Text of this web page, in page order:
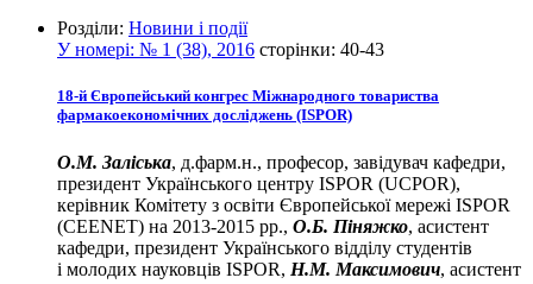
Розділи: Новини і події
У номері: № 1 (38), 2016 сторінки: 40-43
18-й Європейський конгрес Міжнародного товариства
фармакоекономічних досліджень (ISPOR)
О.М. Заліська, д.фарм.н., професор, завідувач кафедри,
президент Українського центру ІSPOR (UCPOR),
керівник Комітету з освіти Європейської мережі ISPOR
(CEENET) на 2013-2015 рр., О.Б. Піняжко, асистент
кафедри, президент Українського відділу студентів
і молодих науковців ІSPOR, Н.М. Максимович, асистент